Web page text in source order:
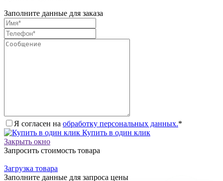
Заполните данные для заказа
Я согласен на обработку персональных данных.*
Купить в один клик
Закрыть окно
Запросить стоимость товара
Загрузка товара
Заполните данные для запроса цены